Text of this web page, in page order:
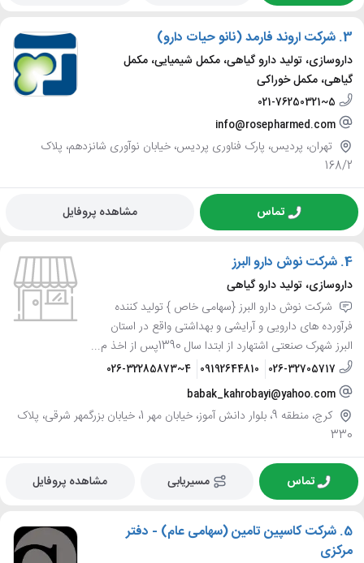
3. شرکت اروند فارمد (نانو حیات دارو)
داروسازی، تولید دارو گیاهی، مکمل شیمیایی، مکمل
گیاهی، مکمل خوراکی
021-76250321~5
info@rosepharmed.com
تهران، پردیس، پارک فناوری پردیس، خیابان نوآوری شانزدهم، پلاک
168/2
تماس مشاهده پروفایل
4. شرکت نوش دارو البرز
داروسازی، تولید دارو گیاهی
شرکت نوش دارو البرز {سهامی خاص } تولید کننده
فرآورده های دارویی و آرایشی و بهداشتی واقع در استان
البرز شهرک صنعتی اشتهارد از ابتدا سال 1390پس از اخذ م...
026-32705717
09192644810
026-32285873~4
babak_kahrobayi@yahoo.com
کرج، منطقه 9، بلوار دانش آموز، خیابان مهر 1، خیابان بزرگمهر شرقی، پلاک
330
تماس مسیریابی مشاهده پروفایل
5. شرکت کاسپین تامین (سهامی عام) - دفتر
مرکزی